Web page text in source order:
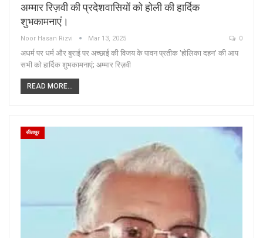
अम्मार रिज़वी की प्रदेशवासियों को होली की हार्दिक
शुभकामनाएं।
Noor Hasan Rizvi Mar 13, 2025 0
अधर्म पर धर्म और बुराई पर अच्छाई की विजय के पावन प्रतीक 'होलिका दहन' की आप
सभी को हार्दिक शुभकामनाएं; अम्मार रिज़वी
READ MORE...
सीतापुर